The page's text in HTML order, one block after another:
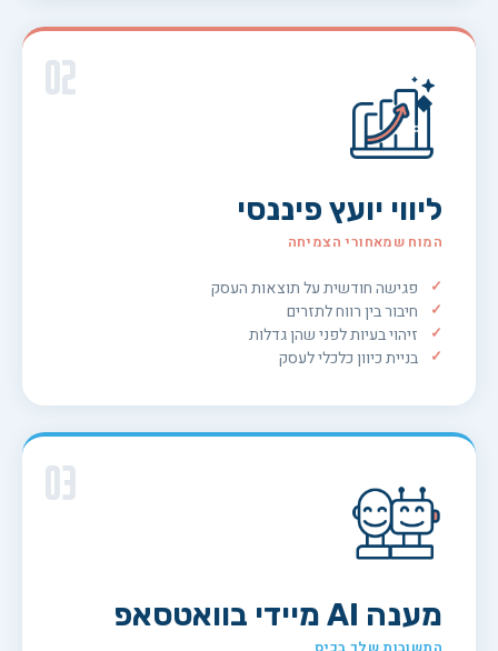
02
ליווי יועץ פיננסי
המוח שמאחורי הצמיחה
פגישה חודשית על תוצאות העסק
חיבור בין רווח לתזרים
זיהוי בעיות לפני שהן גדלות
בניית כיוון כלכלי לעסק
03
מענה AI מיידי בוואטסאפ